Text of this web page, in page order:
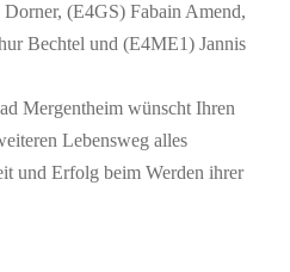
(E4GS) Fabain Amend,
Bechtel und (E4ME1) Jannis
Mergentheim wünscht Ihren
Lebensweg alles
und Erfolg beim Werden ihrer